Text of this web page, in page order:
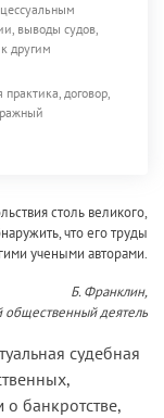
выводы судов,
другим
договор,
столь великого,
что его труды
учеными авторами.
Б. Франклин,
общественный деятель
судебная
банкротстве,